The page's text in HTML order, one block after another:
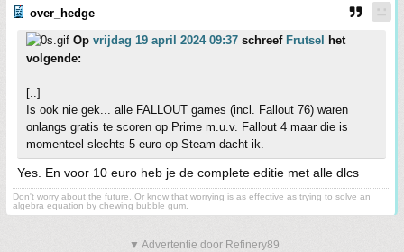
over_hedge
Op vrijdag 19 april 2024 09:37 schreef Frutsel
het
volgende:
[..]
Is ook nie gek... alle FALLOUT games (incl. Fallout 76) waren
onlangs gratis te scoren op Prime m.u.v. Fallout 4 maar die is
momenteel slechts 5 euro op Steam dacht ik.
Yes. En voor 10 euro heb je de complete editie met alle dlcs
Don't worry about the future. Or know that worrying is as effective as trying to solve an
algebra equation by chewing bubble gum.
▼ Advertentie door Refinery89